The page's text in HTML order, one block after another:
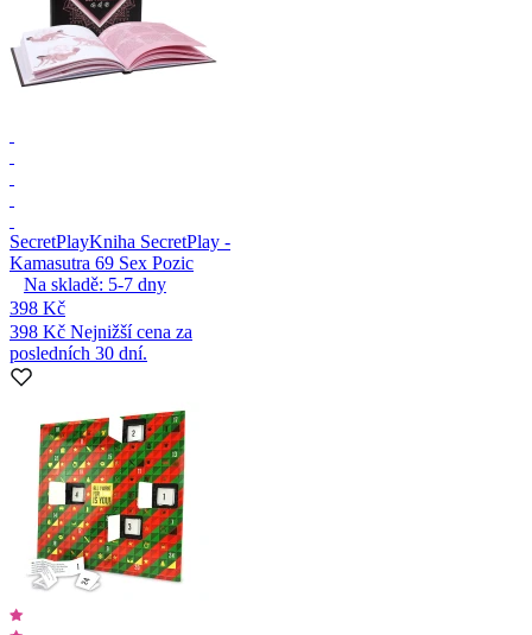
SecretPlayKniha SecretPlay -
Kamasutra 69 Sex Pozic
Na skladě: 5-7 dny
398 Kč
398 Kč Nejnižší cena za
posledních 30 dní.